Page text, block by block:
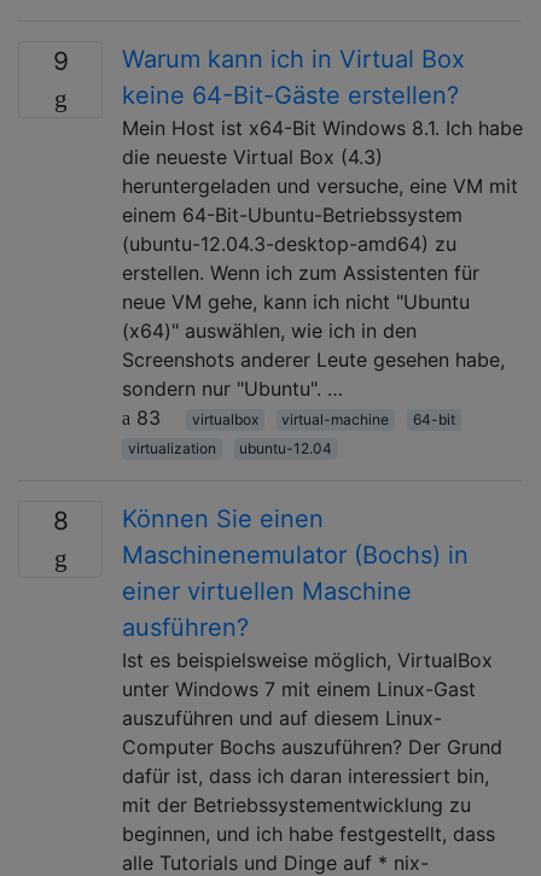
9
Warum kann ich in Virtual Box
keine 64-Bit-Gäste erstellen?
Mein Host ist x64-Bit Windows 8.1. Ich habe
die neueste Virtual Box (4.3)
heruntergeladen und versuche, eine VM mit
einem 64-Bit-Ubuntu-Betriebssystem
(ubuntu-12.04.3-desktop-amd64) zu
erstellen. Wenn ich zum Assistenten für
neue VM gehe, kann ich nicht "Ubuntu
(x64)" auswählen, wie ich in den
Screenshots anderer Leute gesehen habe,
sondern nur "Ubuntu". …
83
virtualbox virtual-machine
64-bit
virtualization
ubuntu-12.04
8
Können Sie einen
Maschinenemulator (Bochs) in
einer virtuellen Maschine
ausführen?
Ist es beispielsweise möglich, VirtualBox
unter Windows 7 mit einem Linux-Gast
auszuführen und auf diesem Linux-
Computer Bochs auszuführen? Der Grund
dafür ist, dass ich daran interessiert bin,
mit der Betriebssystementwicklung zu
beginnen, und ich habe festgestellt, dass
alle Tutorials und Dinge auf * nix-